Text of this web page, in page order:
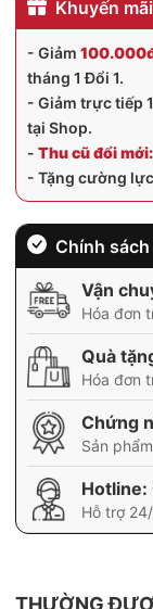
Khuyến
- Giảm
tháng 1 Đổi 1.
- Giảm trực tiếp
tại Shop.
- Thu cũ đổi mới:
- Tặng cường
Chính
Vận
Hóa đơn
Quà
Hóa đơn
Chứng
Sản
Hotline:
Hỗ trợ
THƯỜNG